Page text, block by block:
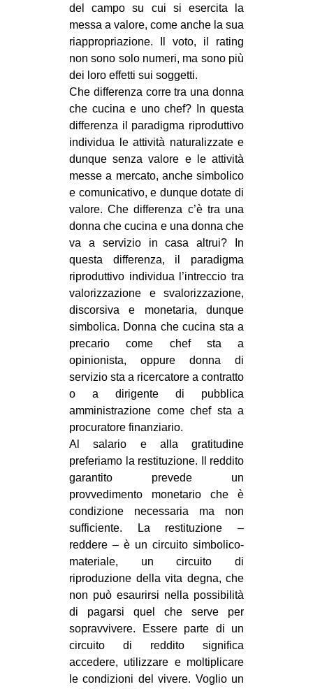
del campo su cui si esercita la
messa a valore, come anche la sua
riappropriazione. Il voto, il rating
non sono solo numeri, ma sono più
dei loro effetti sui soggetti.
Che differenza corre tra una donna
che cucina e uno chef? In questa
differenza il paradigma riproduttivo
individua le attività naturalizzate e
dunque senza valore e le attività
messe a mercato, anche simbolico
e comunicativo, e dunque dotate di
valore. Che differenza c’è tra una
donna che cucina e una donna che
va a servizio in casa altrui? In
questa differenza, il paradigma
riproduttivo individua l’intreccio tra
valorizzazione e svalorizzazione,
discorsiva e monetaria, dunque
simbolica. Donna che cucina sta a
precario come chef sta a
opinionista, oppure donna di
servizio sta a ricercatore a contratto
o a dirigente di pubblica
amministrazione come chef sta a
procuratore finanziario.
Al salario e alla gratitudine
preferiamo la restituzione. Il reddito
garantito prevede un
provvedimento monetario che è
condizione necessaria ma non
sufficiente. La restituzione –
reddere – è un circuito simbolico-
materiale, un circuito di
riproduzione della vita degna, che
non può esaurirsi nella possibilità
di pagarsi quel che serve per
sopravvivere. Essere parte di un
circuito di reddito significa
accedere, utilizzare e moltiplicare
le condizioni del vivere. Voglio un